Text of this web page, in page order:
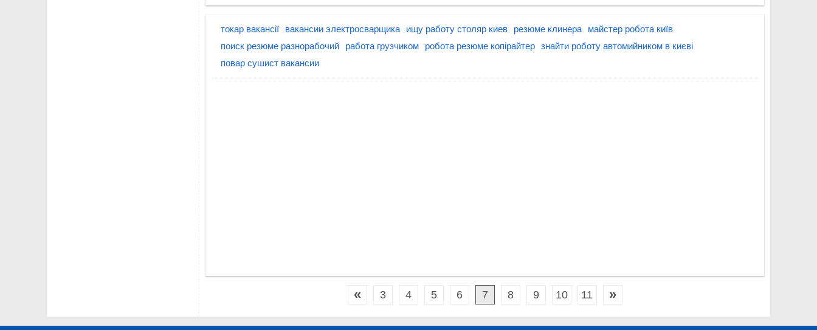
токар вакансії вакансии электросварщика ищу работу столяр киев резюме клинера
майстер робота київ
поиск резюме разнорабочий
работа грузчиком робота резюме копірайтер знайти роботу автомийником в києві
повар сушист вакансии
« 3 4 5 6 7 8 9 10 11 »